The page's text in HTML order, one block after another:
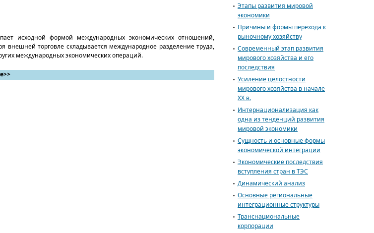
исходной формой международных экономических отношений,
торговле складывается международное разделение труда,
международ­ных экономических операций.
Этапы развития мировой
экономики
Причины и формы перехода к
рыночному хозяйству
Современный этап развития
мирового хозяйства и его
последствия
Усиление целостности
мирового хозяйства в начале
XX в.
Интернационализация как
одна из тенденций развития
мировой экономики
Сущность и основные формы
экономической интеграции
Экономические последствия
вступления стран в ТЭС
Динамический анализ
Основные региональные
интеграционные структуры
Транснациональные
корпорации